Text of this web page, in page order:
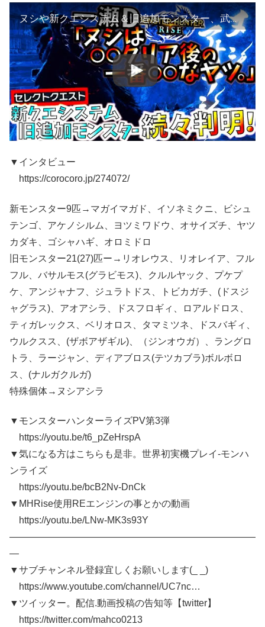
ヌシや新クエシステム＆旧追加モンスター、武器調整の事等が最新インタビューで色々判明。スイッチライズエディション争奪戦の結果。【モンハンライズ/MHRise】
▼インタビュー
https://corocoro.jp/274072/
新モンスター9匹→マガイマガド、イソネミクニ、ビシュ
テンゴ、アケノシルム、ヨツミワドウ、オサイズチ、ヤツ
カダキ、ゴシャハギ、オロミドロ
旧モンスター21(27)匹ー→リオレウス、リオレイア、フル
フル、バサルモス(グラビモス)、クルルヤック、プケプ
ケ、アンジャナフ、ジュラトドス、トビカガチ、(ドスジ
ャグラス)、アオアシラ、ドスフロギィ、ロアルドロス、
ティガレックス、ベリオロス、タマミツネ、ドスバギィ、
ウルクスス、(ザボアザギル)、（ジンオウガ）、ラングロ
トラ、ラージャン、ディアブロス(テツカブラ)ボルボロ
ス、(ナルガクルガ)
特殊個体→ヌシアシラ
▼モンスターハンターライズPV第3弾
https://youtu.be/t6_pZeHrspA
▼気になる方はこちらも是非。世界初実機プレイ‐モンハ
ンライズ
https://youtu.be/bcB2Nv-DnCk
▼MHRise使用REエンジンの事とかの動画
https://youtu.be/LNw-MK3s93Y
——————————————————————————
—
▼サブチャンネル登録宜しくお願いします(_ _)
https://www.youtube.com/channel/UC7nc…
▼ツイッター。配信.動画投稿の告知等【twitter】
https://twitter.com/mahco0213